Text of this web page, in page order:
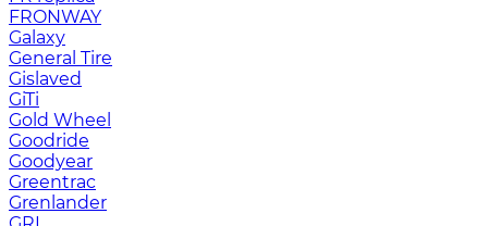
FRONWAY
Galaxy
General Tire
Gislaved
GiTi
Gold Wheel
Goodride
Goodyear
Greentrac
Grenlander